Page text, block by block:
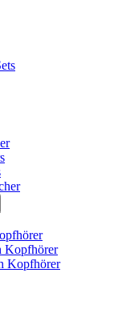
Kopfhörer
Kopfhörer